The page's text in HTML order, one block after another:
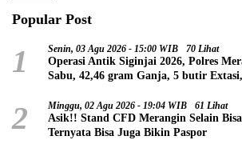
Popular Post
1 Senin, 03 Agu 2026 - 15:00 WIB 70 Lihat
Operasi Antik Siginjai 2026, Polres
Sabu, 42,46 gram Ganja, 5 butir
2 Minggu, 02 Agu 2026 - 19:04 WIB 61 Lihat
Asik!! Stand CFD Merangin Selain
Ternyata Bisa Juga Bikin Paspor